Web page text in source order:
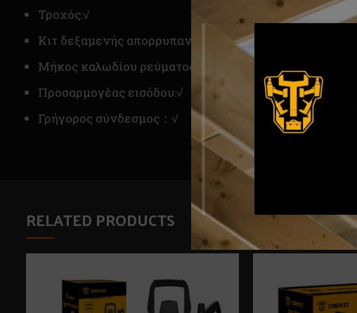
Τροχός:√
Κιτ δεξαμενής απορρυπαντικού: Εξωτερική δεξαμενή
Μήκος καλωδίου ρεύματος (μέτρο): 5
Προσαρμογέας εισόδου:√
Γρήγορος σύνδεσμος：√
RELATED PRODUCTS